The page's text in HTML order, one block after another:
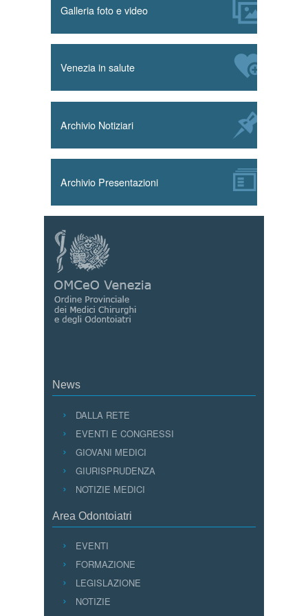
Galleria foto e video
Venezia in salute
Archivio Notiziari
Archivio Presentazioni
News
DALLA RETE
EVENTI E CONGRESSI
GIOVANI MEDICI
GIURISPRUDENZA
NOTIZIE MEDICI
Area Odontoiatri
EVENTI
FORMAZIONE
LEGISLAZIONE
NOTIZIE